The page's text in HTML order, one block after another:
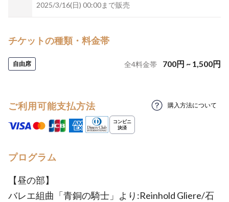
2025/3/16(日) 00:00まで販売
チケットの種類・料金帯
自由席 全4料金帯 700円 ~ 1,500円
ご利用可能支払方法 購入方法について
プログラム
【昼の部】
バレエ組曲「青銅の騎士」より:Reinhold Gliere/石